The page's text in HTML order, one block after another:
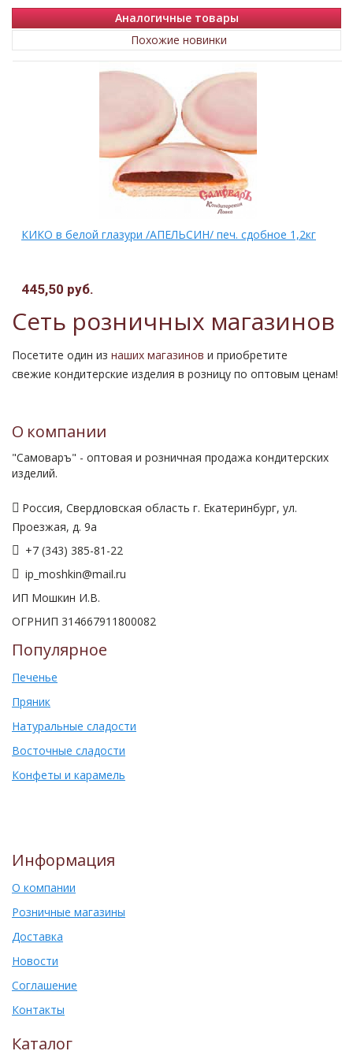
Аналогичные товары
Похожие новинки
КИКО в белой глазури /АПЕЛЬСИН/ печ. сдобное 1,2кг
445,50 руб.
Сеть розничных магазинов
Посетите один из наших магазинов и приобретите
свежие кондитерские изделия в розницу по оптовым ценам!
О компании
"Самоваръ" - оптовая и розничная продажа кондитерских
изделий.
Россия, Свердловская область г. Екатеринбург, ул.
Проезжая, д. 9а
+7 (343) 385-81-22
ip_moshkin@mail.ru
ИП Мошкин И.В.
ОГРНИП 314667911800082
Популярное
Печенье
Пряник
Натуральные сладости
Восточные сладости
Конфеты и карамель
Информация
О компании
Розничные магазины
Доставка
Новости
Соглашение
Контакты
Каталог